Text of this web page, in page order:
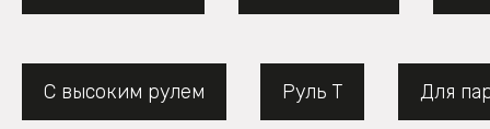
С высоким рулем Руль Т Для